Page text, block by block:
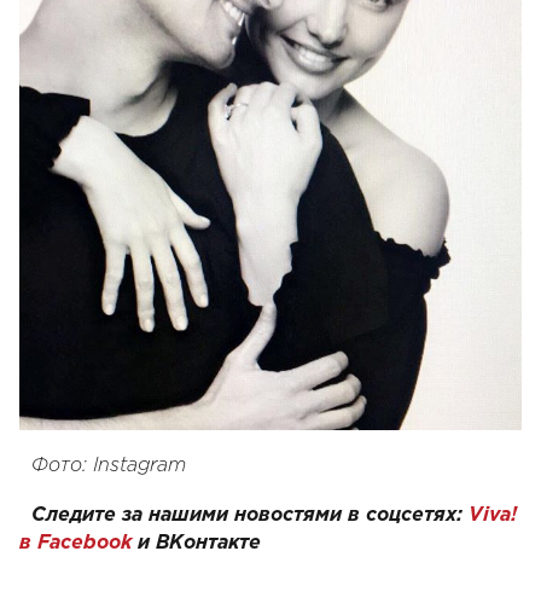
Фото: Instagram
Следите за нашими новостями в соцсетях: Viva!
в Facebookи ВКонтакте